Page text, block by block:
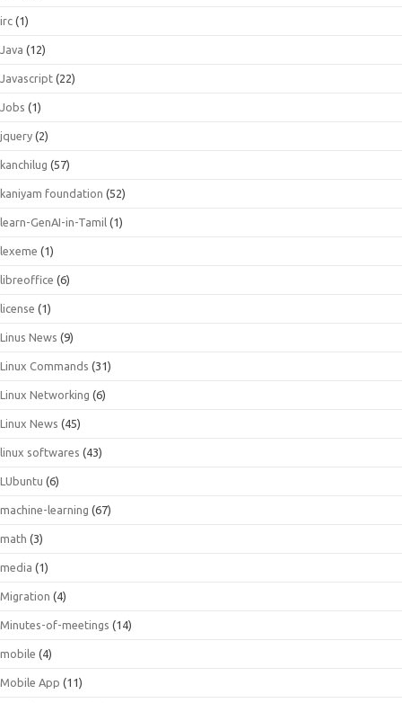
irc (1)
Java (12)
Javascript (22)
Jobs (1)
jquery (2)
kanchilug (57)
kaniyam foundation (52)
learn-GenAI-in-Tamil (1)
lexeme (1)
libreoffice (6)
license (1)
Linus News (9)
Linux Commands (31)
Linux Networking (6)
Linux News (45)
linux softwares (43)
LUbuntu (6)
machine-learning (67)
math (3)
media (1)
Migration (4)
Minutes-of-meetings (14)
mobile (4)
Mobile App (11)